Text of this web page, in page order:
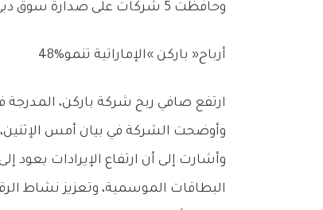
وحافظت‭ ‬5‭ ‬شركات‭ ‬على‭ ‬صدارة‭ ‬سوق‭ ‬دبي‭ ‬المالي‭ ‬من‭ ‬حيث‭ ‬الوزن‭ ‬والقيمة،‭ ‬حيث‭ ‬تمثل‭ ‬مجتمعة‭ ‬العمود‭ ‬الفقري‭ ‬للسوق‭.‬
أرباح‭ ‬‮«‬باركن‮»‬‭ ‬الإماراتية‭ ‬تنمو‭ ‬48‭% ‬
ارتفع‭ ‬صافي‭ ‬ربح‭ ‬شركة‭ ‬باركن،‭ ‬المدرجة‭ ‬في‭ ‬سوق‭ ‬دبي‭ ‬المالي،‭ ‬بنسبة‭ ‬48‭ % ‬بنهاية‭ ‬عام‭ ‬2025،‭ ‬إلى‭ ‬626‭ ‬مليون‭ ‬درهم،‭ ‬مقارنة‭ ‬بعام‭ ‬2024‭.‬
وأوضحت‭ ‬الشركة‭ ‬في‭ ‬بيان‭ ‬أمس‭ ‬الإثنين،‭ ‬أن‭ ‬الإيرادات‭ ‬زادت‭ ‬بنسبة‭ ‬43‭ % ‬بنهاية‭ ‬عام‭ ‬2025‭ ‬إلى‭ ‬1‭.‬326‭ ‬مليار‭ ‬درهم‭.‬
‬البطاقات‭ ‬الموسمية،‭ ‬وتعزيز‭ ‬نشاط‭ ‬الرقابة‭ ‬والتنظيم‭.‬